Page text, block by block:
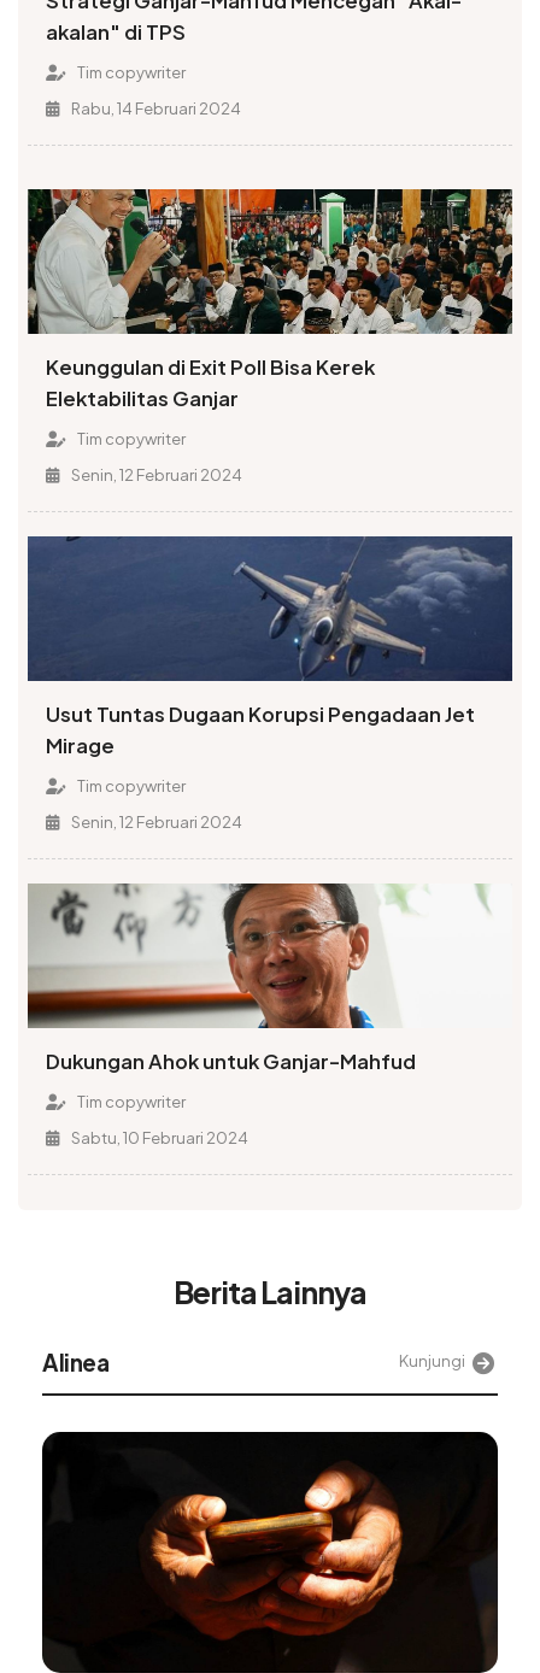
akalan" di TPS
Tim copywriter
Rabu, 14 Februari 2024
Keunggulan di Exit Poll Bisa Kerek
Elektabilitas Ganjar
Tim copywriter
Senin, 12 Februari 2024
Usut Tuntas Dugaan Korupsi Pengadaan Jet
Mirage
Tim copywriter
Senin, 12 Februari 2024
Dukungan Ahok untuk Ganjar-Mahfud
Tim copywriter
Sabtu, 10 Februari 2024
Berita Lainnya
Alinea Kunjungi